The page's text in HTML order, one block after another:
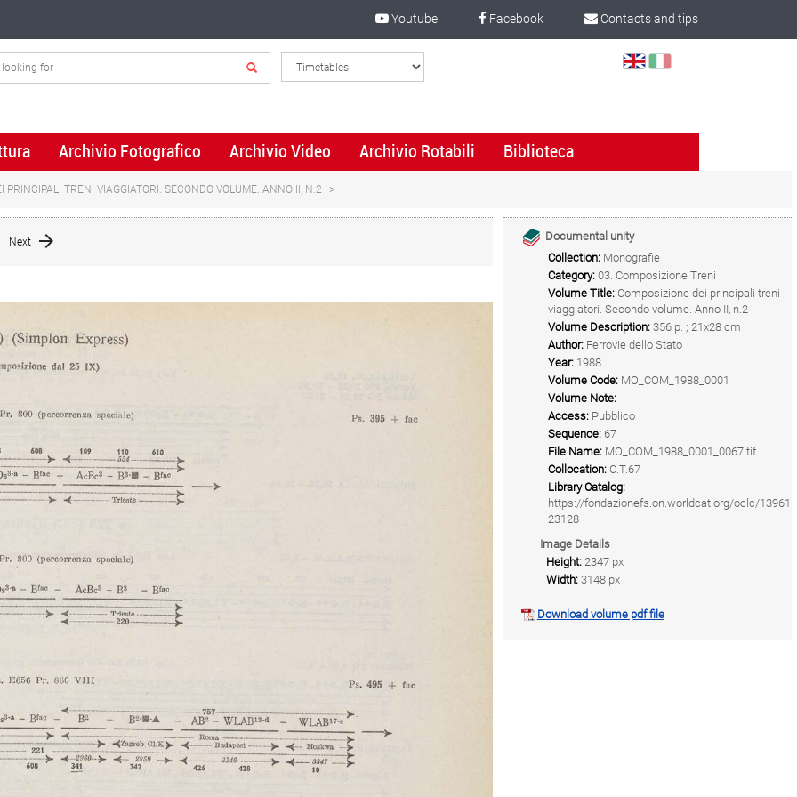
Contacts and tips
Facebook
Youtube
Select
Archivio Fotografico Archivio Video Archivio Rotabili Biblioteca
PRINCIPALI TRENI VIAGGIATORI. SECONDO VOLUME. ANNO II, N.2
Next
Documental unity
Collection: Monografie
Category: 03. Composizione Treni
Volume Title: Composizione dei principali treni
viaggiatori. Secondo volume. Anno II, n.2
Volume Description: 356 p. ; 21x28 cm
Author: Ferrovie dello Stato
Year: 1988
Volume Code: MO_COM_1988_0001
Volume Note:
Access: Pubblico
Sequence: 67
File Name: MO_COM_1988_0001_0067.tif
Collocation: C.T.67
Library Catalog:
https://fondazionefs.on.worldcat.org/oclc/13961
23128
Image Details
Height: 2347 px
Width: 3148 px
Download volume pdf file